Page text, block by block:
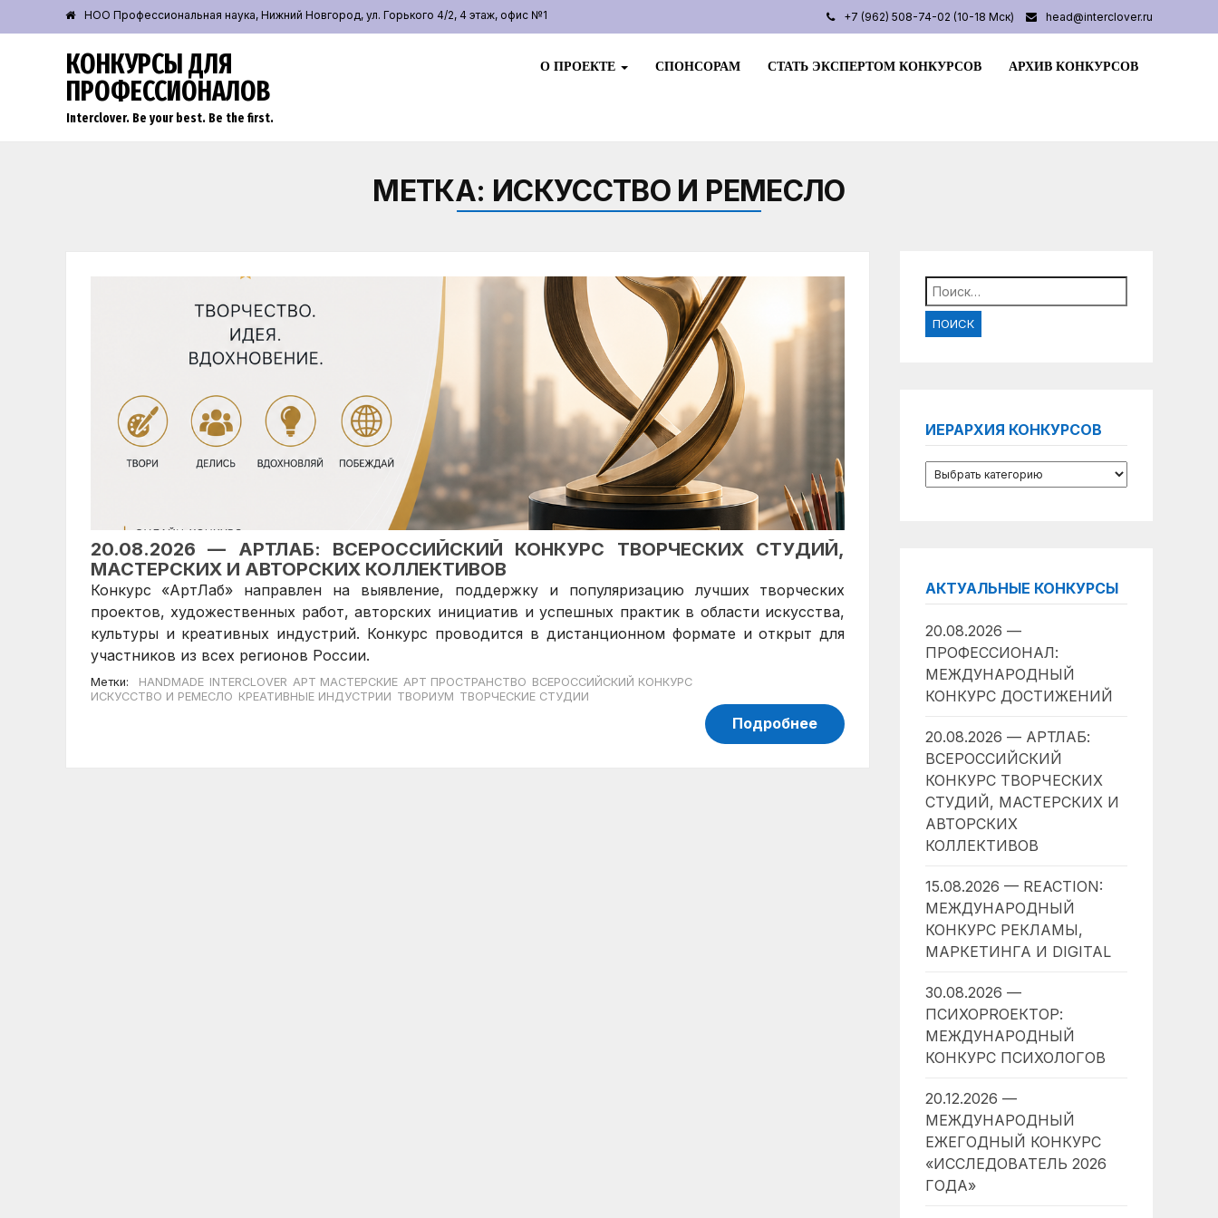
НОО Профессиональная наука, Нижний Новгород, ул. Горького 4/2, 4 этаж, офис №1 +7 (962) 508-74-02 (10-18 Мск) head@interclover.ru
КОНКУРСЫ ДЛЯ
ПРОФЕССИОНАЛОВ
Interclover. Be your best. Be the first.
О ПРОЕКТЕ СПОНСОРАМ СТАТЬ ЭКСПЕРТОМ КОНКУРСОВ АРХИВ КОНКУРСОВ
МЕТКА: ИСКУССТВО И РЕМЕСЛО
20.08.2026 — АРТЛАБ: ВСЕРОССИЙСКИЙ КОНКУРС ТВОРЧЕСКИХ СТУДИЙ,
МАСТЕРСКИХ И АВТОРСКИХ КОЛЛЕКТИВОВ
Конкурс «АртЛаб» направлен на выявление, поддержку и популяризацию лучших творческих
проектов, художественных работ, авторских инициатив и успешных практик в области искусства,
культуры и креативных индустрий. Конкурс проводится в дистанционном формате и открыт для
участников из всех регионов России.
Метки: HANDMADE INTERCLOVER АРТ МАСТЕРСКИЕ АРТ ПРОСТРАНСТВО ВСЕРОССИЙСКИЙ КОНКУРС
ИСКУССТВО И РЕМЕСЛО КРЕАТИВНЫЕ ИНДУСТРИИ ТВОРИУМ ТВОРЧЕСКИЕ СТУДИИ
Подробнее
Найти:
ИЕРАРХИЯ КОНКУРСОВ
АКТУАЛЬНЫЕ КОНКУРСЫ
20.08.2026 —
ПРОФЕССИОНАЛ:
МЕЖДУНАРОДНЫЙ
КОНКУРС ДОСТИЖЕНИЙ
20.08.2026 — АРТЛАБ:
ВСЕРОССИЙСКИЙ
КОНКУРС ТВОРЧЕСКИХ
СТУДИЙ, МАСТЕРСКИХ И
АВТОРСКИХ
КОЛЛЕКТИВОВ
15.08.2026 — REACTION:
МЕЖДУНАРОДНЫЙ
КОНКУРС РЕКЛАМЫ,
МАРКЕТИНГА И DIGITAL
30.08.2026 —
ПСИХОPROЕКТОР:
МЕЖДУНАРОДНЫЙ
КОНКУРС ПСИХОЛОГОВ
20.12.2026 —
МЕЖДУНАРОДНЫЙ
ЕЖЕГОДНЫЙ КОНКУРС
«ИССЛЕДОВАТЕЛЬ 2026
ГОДА»